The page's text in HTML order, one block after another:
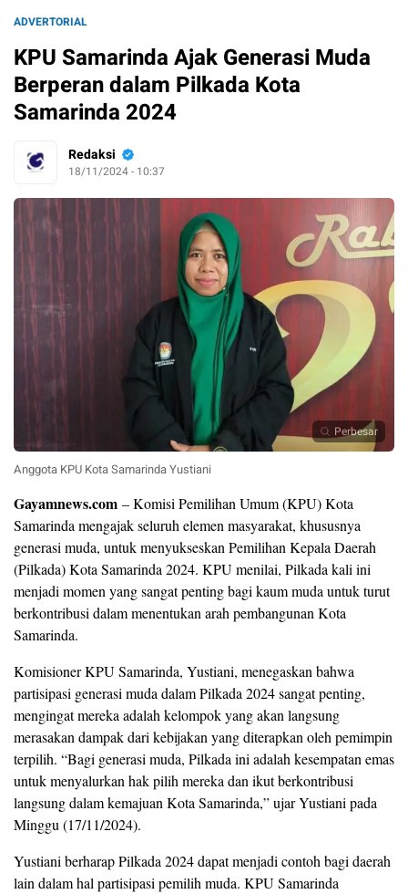
ADVERTORIAL
KPU Samarinda Ajak Generasi Muda
Berperan dalam Pilkada Kota
Samarinda 2024
Redaksi
18/11/2024 - 10:37
Perbesar
Anggota KPU Kota Samarinda Yustiani
Gayamnews.com – Komisi Pemilihan Umum (KPU) Kota
Samarinda mengajak seluruh elemen masyarakat, khususnya
generasi muda, untuk menyukseskan Pemilihan Kepala Daerah
(Pilkada) Kota Samarinda 2024. KPU menilai, Pilkada kali ini
menjadi momen yang sangat penting bagi kaum muda untuk turut
berkontribusi dalam menentukan arah pembangunan Kota
Samarinda.
Komisioner KPU Samarinda, Yustiani, menegaskan bahwa
partisipasi generasi muda dalam Pilkada 2024 sangat penting,
mengingat mereka adalah kelompok yang akan langsung
merasakan dampak dari kebijakan yang diterapkan oleh pemimpin
terpilih. “Bagi generasi muda, Pilkada ini adalah kesempatan emas
untuk menyalurkan hak pilih mereka dan ikut berkontribusi
langsung dalam kemajuan Kota Samarinda,” ujar Yustiani pada
Minggu (17/11/2024).
Yustiani berharap Pilkada 2024 dapat menjadi contoh bagi daerah
lain dalam hal partisipasi pemilih muda. KPU Samarinda